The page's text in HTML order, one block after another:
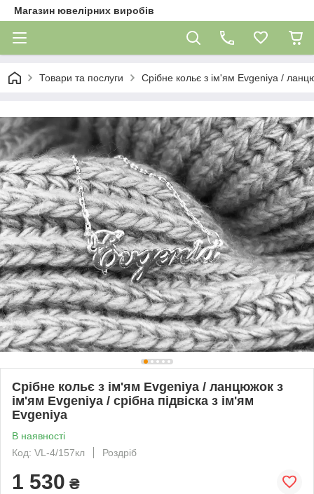
Магазин ювелірних виробів
Товари та послуги Срібне кольє з ім'ям Evgeniya /
Срібне кольє з ім'ям Evgeniya / ланцюжок з
ім'ям Evgeniya / срібна підвіска з ім'ям
Evgeniya
В наявності
Код: VL-4/157кл
Роздріб
1 530 ₴